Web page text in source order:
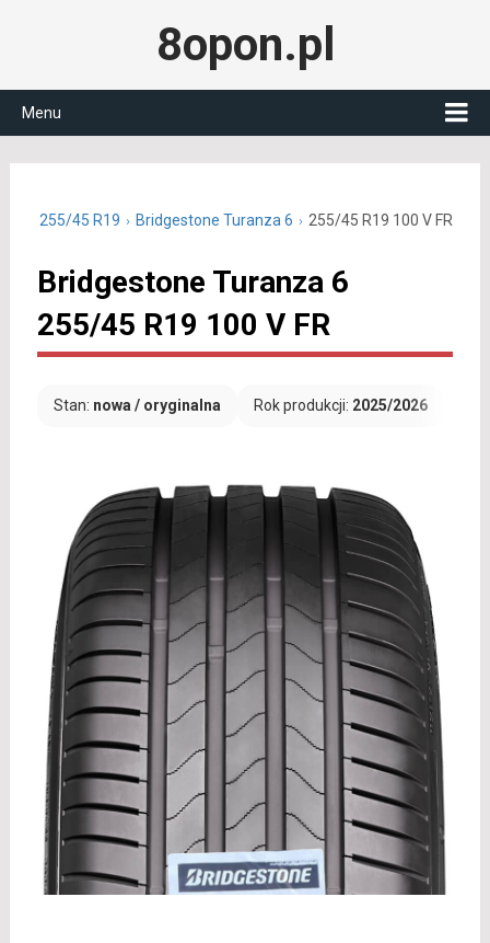
8opon.pl
Menu
255/45 R19 Bridgestone Turanza 6 255/45 R19 100 V FR
Bridgestone Turanza 6
255/45 R19 100 V FR
Stan: nowa / oryginalna Rok produkcji: 2025/2026